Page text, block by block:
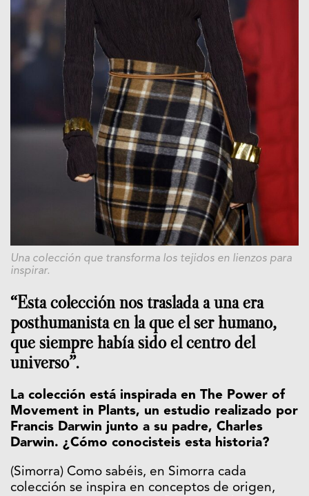
Una colección que transforma los tejidos en lienzos para
inspirar.
“Esta colección nos traslada a una era
posthumanista en la que el ser humano,
que siempre había sido el centro del
universo”.
La colección está inspirada en The Power of
Movement in Plants, un estudio realizado por
Francis Darwin junto a su padre, Charles
Darwin. ¿Cómo conocisteis esta historia?
(Simorra) Como sabéis, en Simorra cada
colección se inspira en conceptos de origen,